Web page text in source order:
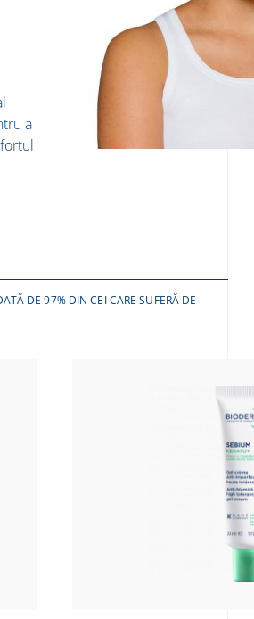
a
DE 97%​ DIN CEI CARE SUFERĂ DE